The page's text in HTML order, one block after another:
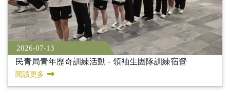
2026-07-13
民青局青年歷奇訓練活動 - 領袖生團隊訓練宿營
閱讀更多